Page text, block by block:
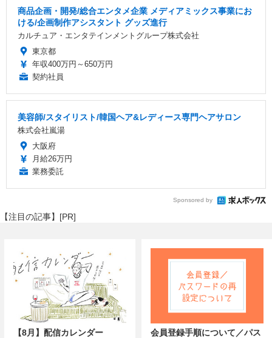
商品企画・開発/総合エンタメ企業 メディアミックス事業にお
ける/企画制作アシスタント グッズ進行
カルチュア・エンタテインメントグループ株式会社
東京都
年収400万円～650万円
契約社員
美容師/スタイリスト/韓国ヘア&レディース専門ヘアサロン
株式会社嵐湯
大阪府
月給26万円
業務委託
Sponsored by
【注目の記事】[PR]
【8月】配信カレンダー
会員登録手順について／パス